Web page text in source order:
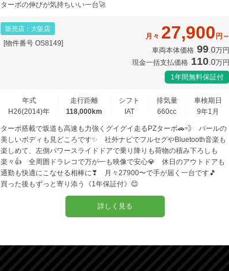
ターボの伸びが気持ちいい一台🚀
販売店：大阪店
[物件番号 OS8149]
月々 27,900 円～
車両本体価格 99.0万円
現金一括支払価格 110.0万円
1年間無料保証付
年式
H26(2014)年
走行距離
118,000km
シフト
IAT
排気量
660cc
車検期日
9年1月
ターボ搭載で坂道も高速も力強くグイグイ走るPZターボ🚗💨 パールの
美しいボディも見どころです✨ 社外ナビでフルセグやBluetooth音楽も
楽しめて、左側パワースライドドアで乗り降りも荷物の積み下ろしも
楽々👍 全周囲ドラレコで万が一も映像で安心💎 休日のアウトドアも
通勤も快適にこなせる相棒に❣ 月々27900〜で手が届く一台です🎵
買った後もずっと寄り添う《1年保証付》😊
詳しく見る